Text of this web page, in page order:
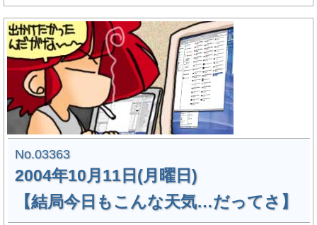
No.03363
2004年10月11日(月曜日)
【結局今日もこんな天気…だってさ】